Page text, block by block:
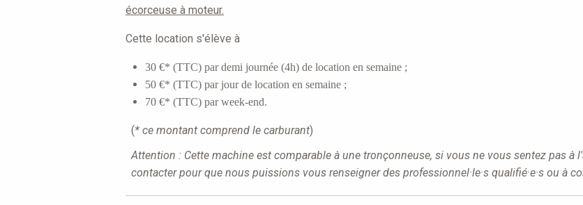
écorceuse à moteur.
Cette location s'élève à
30 €* (TTC) par demi journée (4h) de location en semaine ;
50 €* (TTC) par jour de location en semaine ;
70 €* (TTC) par week-end.
(* ce montant comprend le carburant)
Attention : Cette machine est comparable à une tronçonneuse, si vous ne vous sentez pas à
contacter pour que nous puissions vous renseigner des professionnel·le·s qualifié·e·s ou à